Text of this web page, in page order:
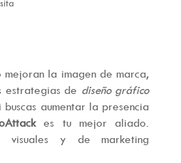
mejoran la imagen de marca,
estrategias de diseño gráfico
buscas aumentar la presencia
es tu mejor aliado.
visuales y de marketing